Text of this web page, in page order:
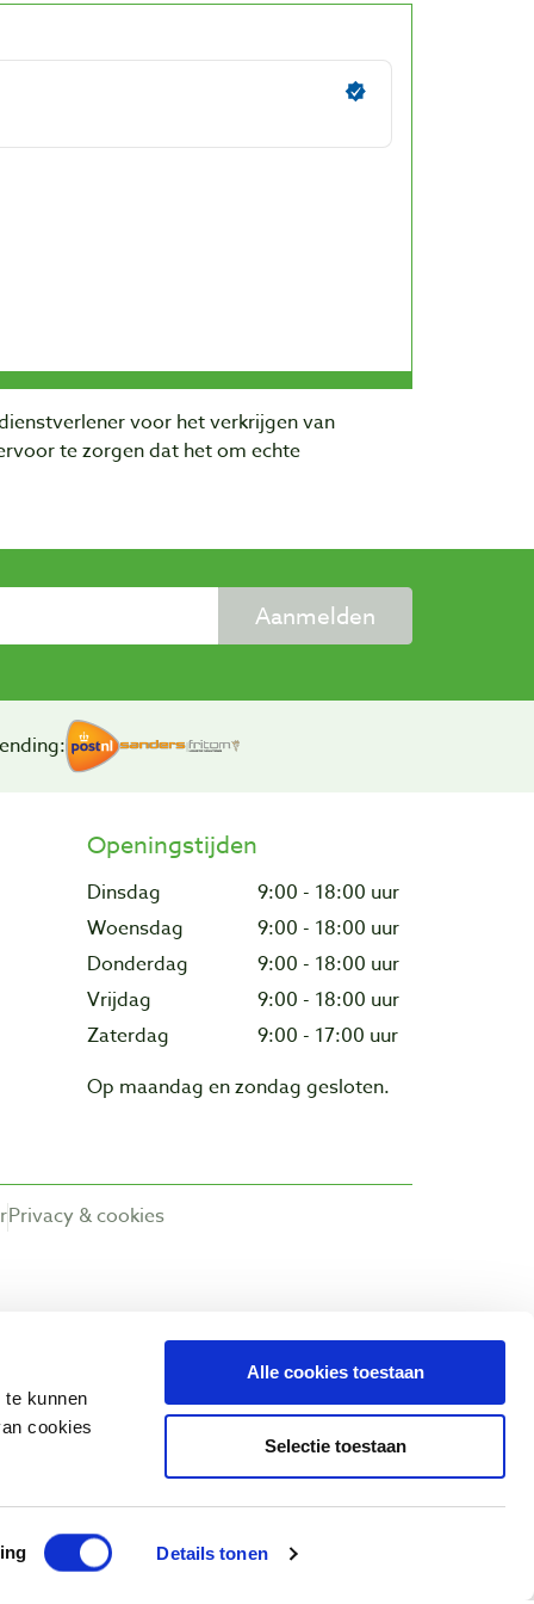
kunnen
cookies
Details tonen
Alle cookies toestaan
Selectie toestaan
voor het verkrijgen van
te zorgen dat het om echte
Aanmelden
Openingstijden
Dinsdag
9:00 - 18:00 uur
Woensdag
9:00 - 18:00 uur
Donderdag
9:00 - 18:00 uur
Vrijdag
9:00 - 18:00 uur
Zaterdag
9:00 - 17:00 uur
Op maandag en zondag gesloten.
Privacy & cookies